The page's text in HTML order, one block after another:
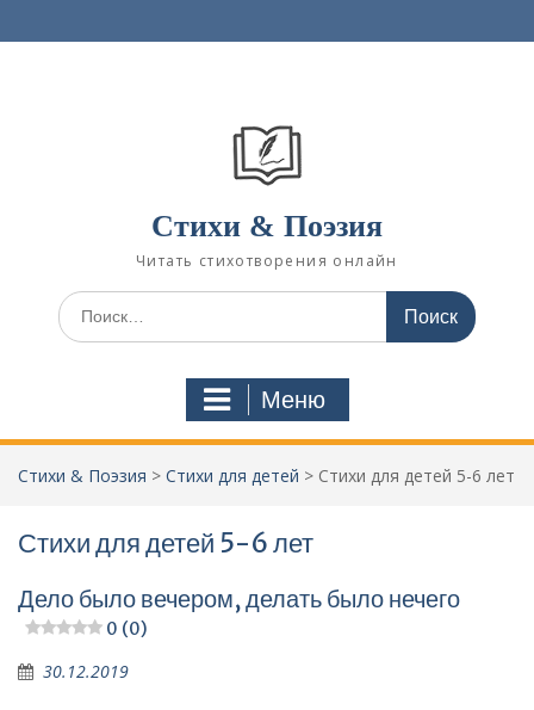
е
м
Стихи & Поэзия
Читать стихотворения онлайн
И
с
Меню
Стихи & Поэзия > Стихи для детей > Стихи для детей 5-6 лет
Стихи для детей 5-6 лет
Дело было вечером, делать было нечего
0 (0)
30.12.2019